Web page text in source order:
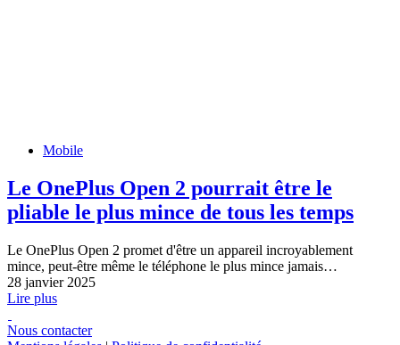
Mobile
Le OnePlus Open 2 pourrait être le
pliable le plus mince de tous les temps
Le OnePlus Open 2 promet d'être un appareil incroyablement
mince, peut-être même le téléphone le plus mince jamais…
28 janvier 2025
Lire plus
Nous contacter